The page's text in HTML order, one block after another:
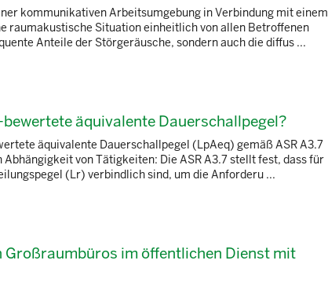
kommunikativen Arbeitsumgebung in Verbindung mit einem
raumakustische Situation einheitlich von allen Betroffenen
Anteile der Störgeräusche, sondern auch die diffus ...
äquivalente Dauerschallpegel?
äquivalente Dauerschallpegel (LpAeq) gemäß ASR A3.7
von Tätigkeiten: Die ASR A3.7 stellt fest, dass für
(Lr) verbindlich sind, um die Anforderu ...
im öffentlichen Dienst mit